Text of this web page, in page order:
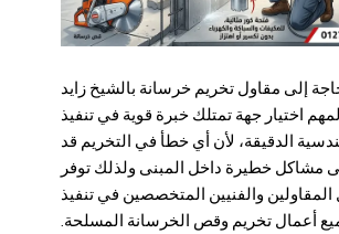
إلى مقاول تخريم خرسانة بالشيخ زايد
اختيار جهة تمتلك خبرة قوية في تنفيذ
الدقيقة، لأن أي خطأ في التخريم قد
مشاكل خطيرة داخل المبنى ولذلك توفر
والفنيين المتخصصين في تنفيذ
أعمال تخريم وقص الخرسانة المسلحة.